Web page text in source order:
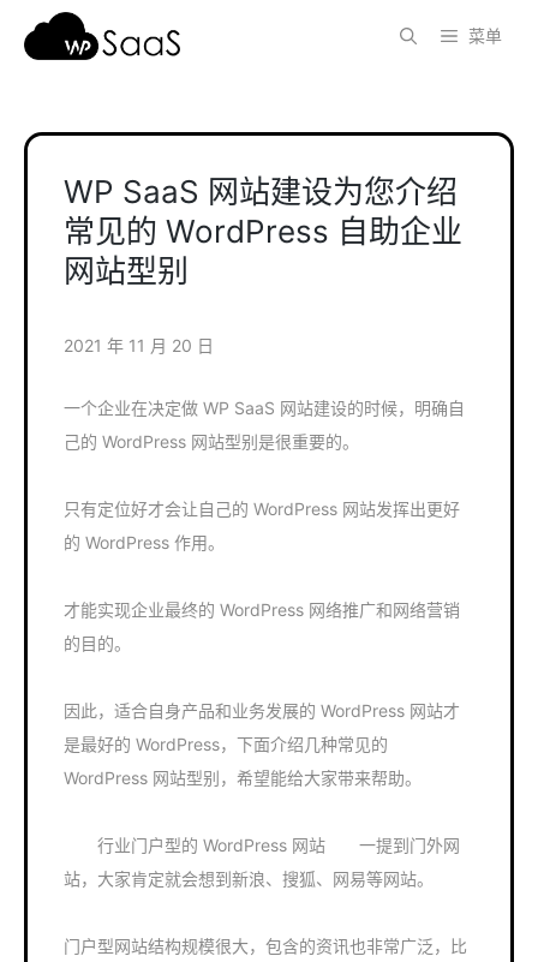
菜单
WP SaaS 网站建设为您介绍
常见的 WordPress 自助企业
网站型别
2021 年 11 月 20 日
一个企业在决定做 WP SaaS 网站建设的时候，明确自
己的 WordPress 网站型别是很重要的。
只有定位好才会让自己的 WordPress 网站发挥出更好
的 WordPress 作用。
才能实现企业最终的 WordPress 网络推广和网络营销
的目的。
因此，适合自身产品和业务发展的 WordPress 网站才
是最好的 WordPress，下面介绍几种常见的
WordPress 网站型别，希望能给大家带来帮助。
行业门户型的 WordPress 网站 一提到门外网
站，大家肯定就会想到新浪、搜狐、网易等网站。
门户型网站结构规模很大，包含的资讯也非常广泛，比